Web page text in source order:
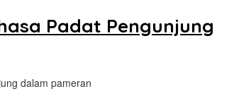
Padat Pengunjung
dalam pameran